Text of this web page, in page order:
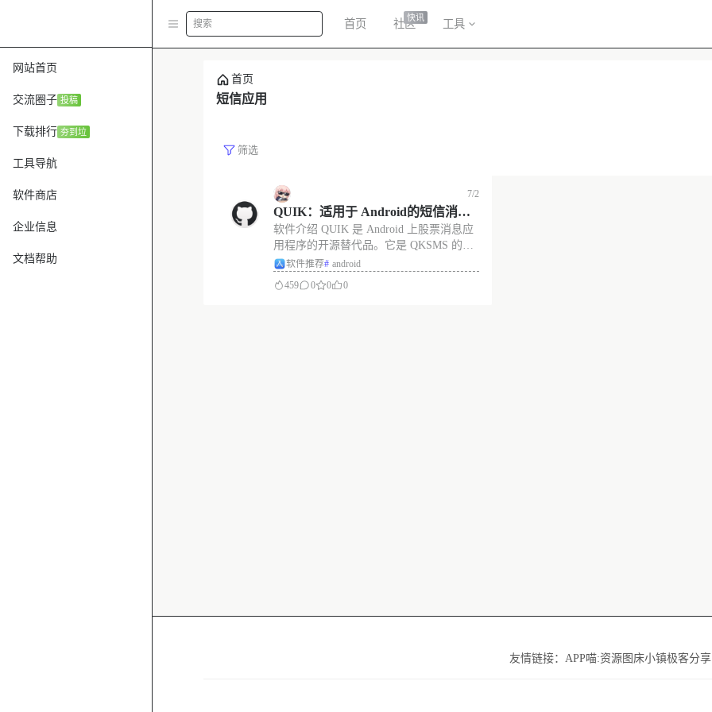
网站首页
交流圈子 投稿
下载排行 夯到垃
工具导航
软件商店
企业信息
文档帮助
搜索 首页 社区快讯 工具
首页
短信应用
筛选
7/2
QUIK：适用于 Android的短信消息
接收软件
软件介绍 QUIK 是 Android 上股票消息应
用程序的开源替代品。它是 QKSMS 的延
续。 免费开源，没有广告，Android 第三
送、语音转文字、附件传输、群发消息、
软件推荐# android
459
0 0 0
友情链接： APP喵:资源 图床小镇极客分享